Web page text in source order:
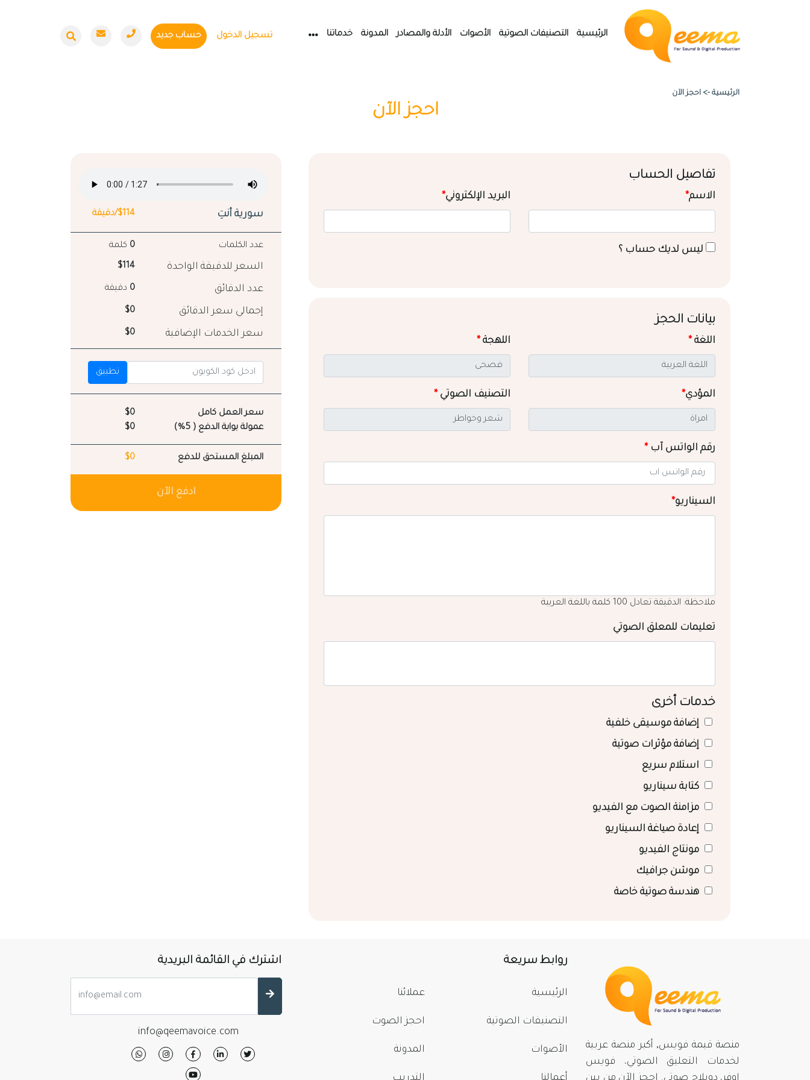
الرئيسية التصنيفات الصوتية الأصوات الأدلة والمصادر المدونة خدماتنا تسجيل الدخول حساب جديد
الرئيسية -> احجز الآن
احجز الآن
تفاصيل الحساب
الاسم* البريد الإلكتروني*
ليس لديك حساب ؟
بيانات الحجز
اللغة* اللهجة*
المؤدي* التصنيف الصوتي*
رقم الواتس آب*
السيناريو*
ملاحظة: الدقيقة تعادل 100 كلمة باللغة العربية
تعليمات للمعلق الصوتي
خدمات أخرى
إضافة موسيقى خلفية
إضافة مؤثرات صوتية
استلام سريع
كتابة سيناريو
مزامنة الصوت مع الفيديو
إعادة صياغة السيناريو
مونتاج الفيديو
موشن جرافيك
هندسة صوتية خاصة
سورية أنتِ $114/دقيقة
عدد الكلمات 0 كلمة
السعر للدقيقة الواحدة $114
عدد الدقائق 0 دقيقة
إجمالي سعر الدقائق $0
سعر الخدمات الإضافية $0
تطبيق
سعر العمل كامل
$0
عمولة بوابة الدفع ( 5%)
$0
المبلغ المستحق للدفع $0
ادفع الآن
منصة قيمة فويس, أكبر منصة عربية
لخدمات التعليق الصوتي، فويس
روابط سريعة
الرئيسية
التصنيفات الصوتية
الأصوات
عملائنا
احجز الصوت
المدونة
اشترك في القائمة البريدية
info@qeemavoice.com